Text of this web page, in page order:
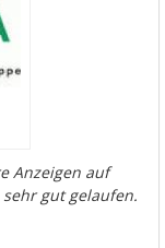
Anzeigen auf
sehr gut gelaufen.